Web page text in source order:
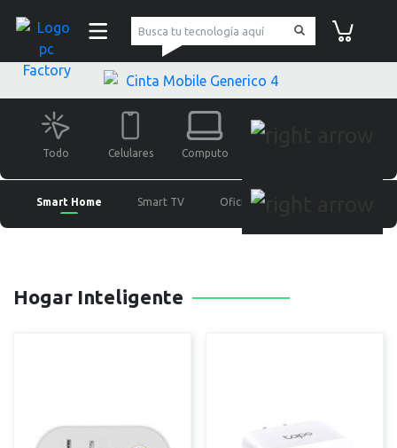
pc Factory
Todo Celulares Computo
Smart Home Smart TV Oficina
Hogar Inteligente